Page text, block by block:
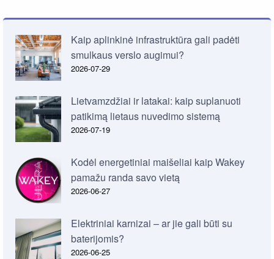
Kaip aplinkinė infrastruktūra gali padėti
smulkaus verslo augimui?
2026-07-29
Lietvamzdžiai ir latakai: kaip suplanuoti
patikimą lietaus nuvedimo sistemą
2026-07-19
Kodėl energetiniai maišeliai kaip Wakey
pamažu randa savo vietą
2026-06-27
Elektriniai karnizai – ar jie gali būti su
baterijomis?
2026-06-25